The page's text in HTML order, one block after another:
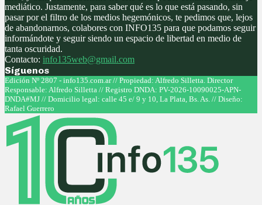
mediático. Justamente, para saber qué es lo que está pasando, sin
pasar por el filtro de los medios hegemónicos, te pedimos que, lejos
de abandonarnos, colabores con INFO135 para que podamos seguir
informándote y seguir siendo un espacio de libertad en medio de
tanta oscuridad.
Contacto: info135web@gmail.com
Síguenos
Facebook
Twitter
Instagram
Youtube
Edición Nº 2807 - info135.com.ar // Propiedad: Alfredo Silletta. Director
Responsable: Alfredo Silletta // Registro DNDA: PV-2026-10090025-APN-
DNDA#MJ // Domicilio legal: calle 45 e/ 9 y 10, La Plata, Bs. As. // Diseño:
Rafael Guerrero